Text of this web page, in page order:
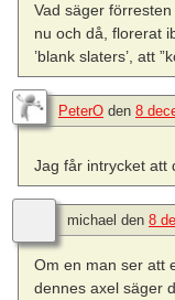
Vad säger
nu och då, florerat
’blank slaters’, att
PeterO den 8
Jag får intrycket att
michael den 8
Om en man ser att
dennes axel säger